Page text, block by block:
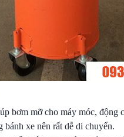
bơm mỡ cho máy móc, động
xe nên rất dễ di chuyển.